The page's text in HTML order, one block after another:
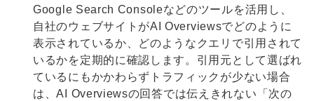
Google Search Consoleなどのツールを活用し、
自社のウェブサイトがAI Overviewsでどのように
表示されているか、どのようなクエリで引用されて
いるかを定期的に確認します。引用元として選ばれ
ているにもかかわらずトラフィックが少ない場合
は、AI Overviewsの回答では伝えきれない「次の